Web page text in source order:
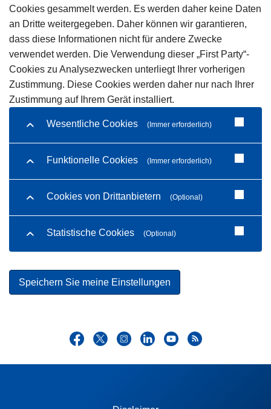
Cookies gesammelt werden. Es werden daher keine Daten
an Dritte weitergegeben. Daher können wir garantieren,
dass diese Informationen nicht für andere Zwecke
verwendet werden. Die Verwendung dieser „First Party“-
Cookies zu Analysezwecken unterliegt Ihrer vorherigen
Zustimmung. Diese Cookies werden daher nur nach Ihrer
Zustimmung auf Ihrem Gerät installiert.
Wesentliche Cookies (Immer erforderlich)
Funktionelle Cookies (Immer erforderlich)
Cookies von Drittanbietern (Optional)
Statistische Cookies (Optional)